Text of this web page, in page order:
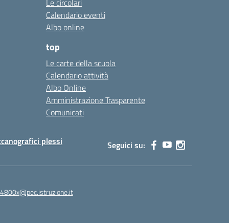
Le circolari
Calendario eventi
Albo online
top
Le carte della scuola
Calendario attività
Albo Online
Amministrazione Trasparente
Comunicati
plessi Seguici su: